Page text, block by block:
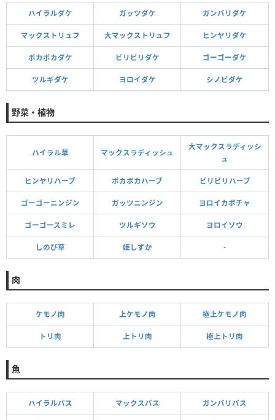
ハイラルダケ ガッツダケ ガンバリダケ
マックストリュフ 大マックストリュフ ヒンヤリダケ
ポカポカダケ ビリビリダケ ゴーゴーダケ
ツルギダケ ヨロイダケ シノビダケ
野菜・植物
ハイラル草 マックスラディッシュ
大マックスラディッシ
ュ
ヒンヤリハーブ ポカポカハーブ ビリビリハーブ
ゴーゴーニンジン ガッツニンジン ヨロイカボチャ
ゴーゴースミレ ツルギソウ ヨロイソウ
しのび草 姫しずか -
肉
ケモノ肉 上ケモノ肉 極上ケモノ肉
トリ肉 上トリ肉 極上トリ肉
魚
ハイラルバス マックスバス ガンバリバス